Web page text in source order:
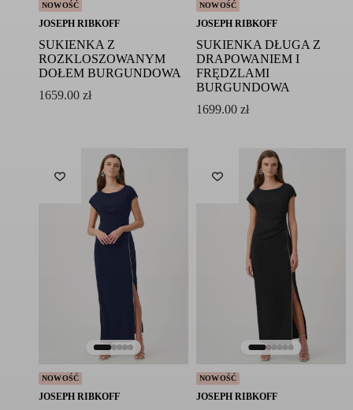
NOWOŚĆ
JOSEPH RIBKOFF
SUKIENKA Z
ROZKLOSZOWANYM
DOŁEM BURGUNDOWA
1659.00 zł
NOWOŚĆ
JOSEPH RIBKOFF
SUKIENKA DŁUGA Z
DRAPOWANIEM I
FRĘDZLAMI
BURGUNDOWA
1699.00 zł
NOWOŚĆ
JOSEPH RIBKOFF
NOWOŚĆ
JOSEPH RIBKOFF